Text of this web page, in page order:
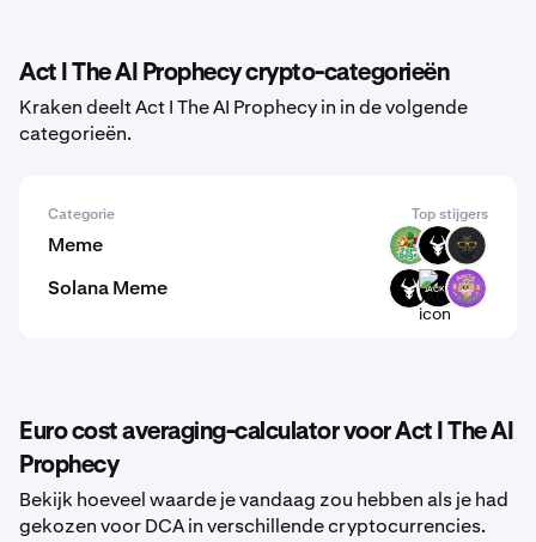
Act I The AI Prophecy crypto-categorieën
Kraken deelt Act I The AI Prophecy in in de volgende
categorieën.
Categorie Top stijgers
Meme PODGE BULL CATA
Solana Meme BULL JACKIE WYNN
Euro cost averaging-calculator voor Act I The AI
Prophecy
Bekijk hoeveel waarde je vandaag zou hebben als je had
gekozen voor DCA in verschillende cryptocurrencies.